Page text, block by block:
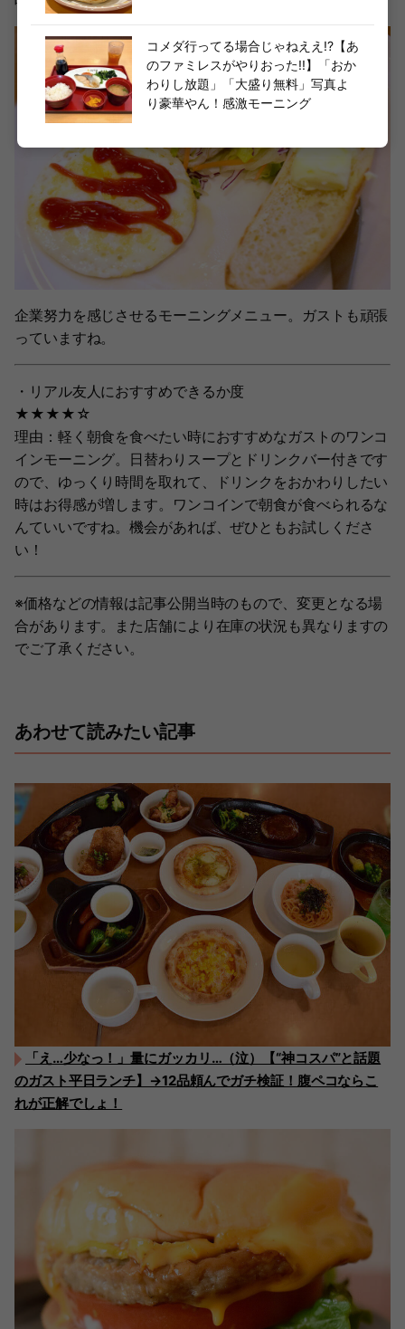
企業努力を感じさせるモーニングメニュー。ガストも頑張
っていますね。
・リアル友人におすすめできるか度
★★★★☆
理由：軽く朝食を食べたい時におすすめなガストのワンコ
インモーニング。日替わりスープとドリンクバー付きです
ので、ゆっくり時間を取れて、ドリンクをおかわりしたい
時はお得感が増します。ワンコインで朝食が食べられるな
んていいですね。機会があれば、ぜひともお試しくださ
い！
※価格などの情報は記事公開当時のもので、変更となる場
合があります。また店舗により在庫の状況も異なりますの
でご了承ください。
あわせて読みたい記事
「え…少なっ！」量にガッカリ…（泣）【“神コスパ”と話題
のガスト平日ランチ】→12品頼んでガチ検証！腹ペコならこ
れが正解でしょ！
コメダ行ってる場合じゃねええ!?【あ
のファミレスがやりおった!!】「おか
わりし放題」「大盛り無料」写真よ
り豪華やん！感激モーニング